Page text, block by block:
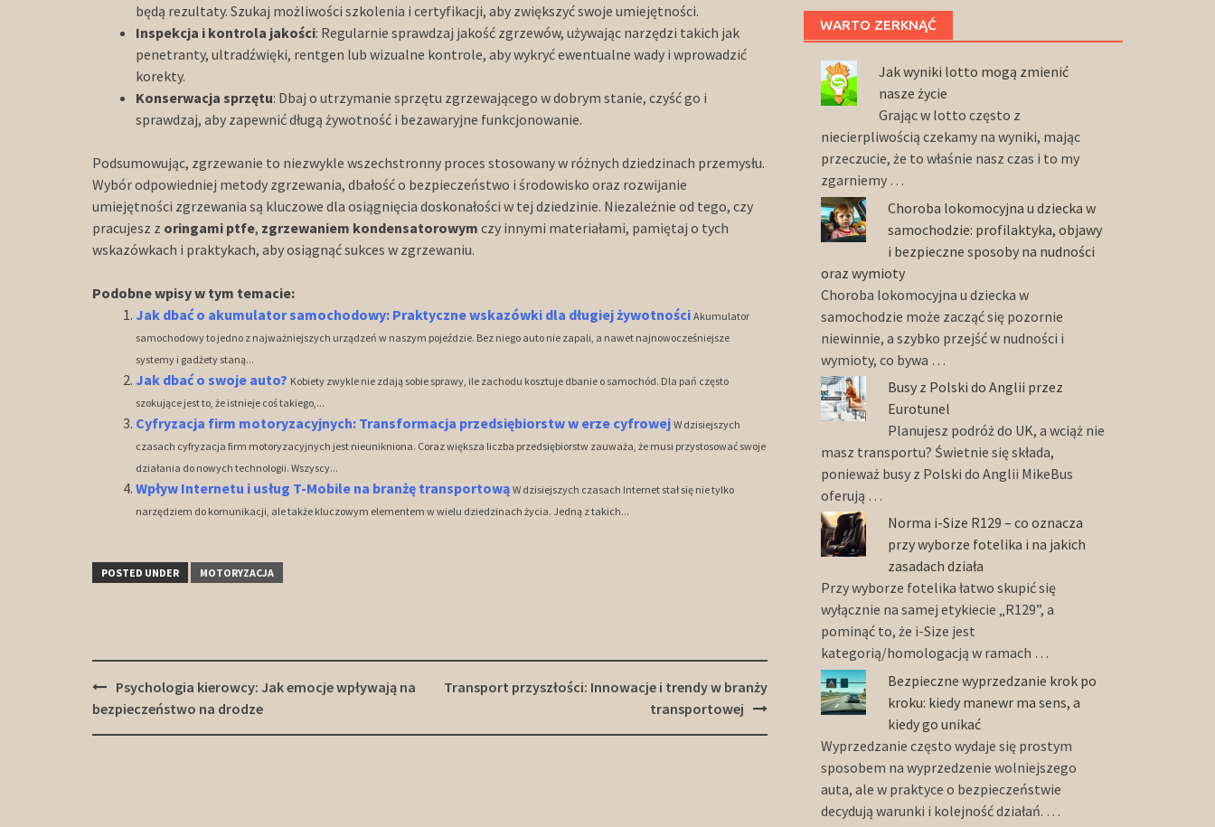
będą rezultaty. Szukaj możliwości szkolenia i certyfikacji, aby zwiększyć swoje umiejętności.
Inspekcja i kontrola jakości: Regularnie sprawdzaj jakość zgrzewów, używając narzędzi takich jak
penetranty, ultradźwięki, rentgen lub wizualne kontrole, aby wykryć ewentualne wady i wprowadzić
korekty.
Konserwacja sprzętu: Dbaj o utrzymanie sprzętu zgrzewającego w dobrym stanie, czyść go i
sprawdzaj, aby zapewnić długą żywotność i bezawaryjne funkcjonowanie.
Podsumowując, zgrzewanie to niezwykle wszechstronny proces stosowany w różnych dziedzinach przemysłu.
Wybór odpowiedniej metody zgrzewania, dbałość o bezpieczeństwo i środowisko oraz rozwijanie
umiejętności zgrzewania są kluczowe dla osiągnięcia doskonałości w tej dziedzinie. Niezależnie od tego, czy
pracujesz z oringami ptfe, zgrzewaniem kondensatorowym czy innymi materiałami, pamiętaj o tych
wskazówkach i praktykach, aby osiągnąć sukces w zgrzewaniu.
Podobne wpisy w tym temacie:
Jak dbać o akumulator samochodowy: Praktyczne wskazówki dla długiej żywotności Akumulator
samochodowy to jedno z najważniejszych urządzeń w naszym pojeździe. Bez niego auto nie zapali, a nawet najnowocześniejsze
systemy i gadżety staną...
Jak dbać o swoje auto? Kobiety zwykle nie zdają sobie sprawy, ile zachodu kosztuje dbanie o samochód. Dla pań często
szokujące jest to, że istnieje coś takiego,...
Cyfryzacja firm motoryzacyjnych: Transformacja przedsiębiorstw w erze cyfrowej W dzisiejszych
czasach cyfryzacja firm motoryzacyjnych jest nieunikniona. Coraz większa liczba przedsiębiorstw zauważa, że musi przystosować swoje
działania do nowych technologii. Wszyscy...
Wpływ Internetu i usług T-Mobile na branżę transportową W dzisiejszych czasach Internet stał się nie tylko
narzędziem do komunikacji, ale także kluczowym elementem w wielu dziedzinach życia. Jedną z takich...
POSTED UNDER MOTORYZACJA
Post
navigation
Psychologia kierowcy: Jak emocje wpływają na
bezpieczeństwo na drodze
Transport przyszłości: Innowacje i trendy w branży
transportowej
WARTO ZERKNĄĆ
Jak wyniki lotto mogą zmienić
nasze życie
Grając w lotto często z
niecierpliwością czekamy na wyniki, mając
przeczucie, że to właśnie nasz czas i to my
zgarniemy …
Choroba lokomocyjna u dziecka w
samochodzie: profilaktyka, objawy
i bezpieczne sposoby na nudności
oraz wymioty
Choroba lokomocyjna u dziecka w
samochodzie może zacząć się pozornie
niewinnie, a szybko przejść w nudności i
wymioty, co bywa …
Busy z Polski do Anglii przez
Eurotunel
Planujesz podróż do UK, a wciąż nie
masz transportu? Świetnie się składa,
ponieważ busy z Polski do Anglii MikeBus
oferują …
Norma i-Size R129 – co oznacza
przy wyborze fotelika i na jakich
zasadach działa
Przy wyborze fotelika łatwo skupić się
wyłącznie na samej etykiecie „R129”, a
pominąć to, że i-Size jest
kategorią/homologacją w ramach …
Bezpieczne wyprzedzanie krok po
kroku: kiedy manewr ma sens, a
kiedy go unikać
Wyprzedzanie często wydaje się prostym
sposobem na wyprzedzenie wolniejszego
auta, ale w praktyce o bezpieczeństwie
decydują warunki i kolejność działań. …